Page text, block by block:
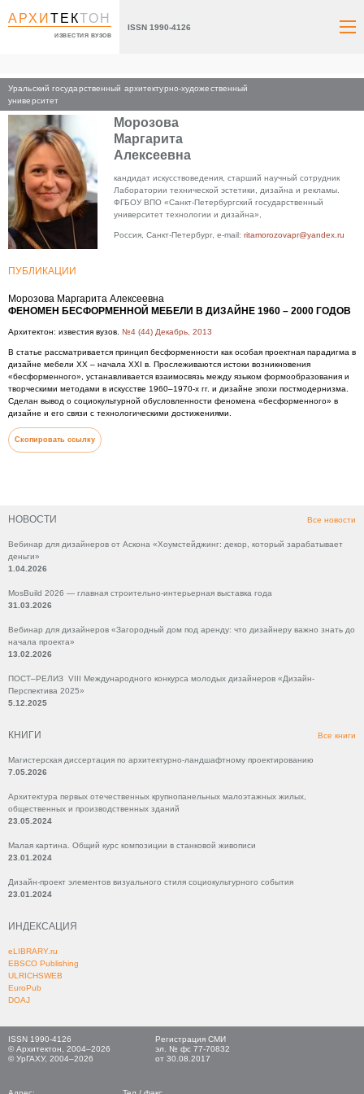
АРХИТЕКТОН
ИЗВЕСТИЯ ВУЗОВ
ISSN 1990-4126
Уральский государственный архитектурно-художественный
университет
НОВОСТИ Все новости
Вебинар для дизайнеров от Аскона «Хоумстейджинг: декор, который зарабатывает
деньги»
1.04.2026
MosBuild 2026 — главная строительно-интерьерная выставка года
31.03.2026
Вебинар для дизайнеров «Загородный дом под аренду: что дизайнеру важно знать до
начала проекта»
13.02.2026
ПОСТ–РЕЛИЗ VIII Международного конкурса молодых дизайнеров «Дизайн-
Перспектива 2025»
5.12.2025
КНИГИ Все книги
Магистерская диссертация по архитектурно-ландшафтному проектированию
7.05.2026
Архитектура первых отечественных крупнопанельных малоэтажных жилых,
общественных и производственных зданий
23.05.2024
Малая картина. Общий курс композиции в станковой живописи
23.01.2024
Дизайн-проект элементов визуального стиля социокультурного события
23.01.2024
ИНДЕКСАЦИЯ
eLIBRARY.ru
EBSCO Publishing
ULRICHSWEB
EuroPub
DOAJ
Главная
Морозова
Маргарита
Алексеевна
кандидат искусствоведения, старший научный сотрудник
Лаборатории технической эстетики, дизайна и рекламы.
ФГБОУ ВПО «Санкт-Петербургский государственный
университет технологии и дизайна»,
Россия, Санкт-Петербург, e-mail: ritamorozovapr@yandex.ru
ПУБЛИКАЦИИ
Морозова Маргарита Алексеевна
ФЕНОМЕН БЕСФОРМЕННОЙ МЕБЕЛИ В ДИЗАЙНЕ 1960 – 2000 ГОДОВ
Архитектон: известия вузов. №4 (44) Декабрь, 2013
В статье рассматривается принцип бесформенности как особая проектная парадигма в
дизайне мебели XX – начала XXI в. Прослеживаются истоки возникновения
«бесформенного», устанавливается взаимосвязь между языком формообразования и
творческими методами в искусстве 1960–1970-х гг. и дизайне эпохи постмодернизма.
Сделан вывод о социокультурной обусловленности феномена «бесформенного» в
дизайне и его связи с технологическими достижениями.
Скопировать ссылку
ISSN 1990-4126
© Архитектон, 2004–2026
© УрГАХУ, 2004–2026
Регистрация СМИ
эл. № фс 77-70832
от 30.08.2017